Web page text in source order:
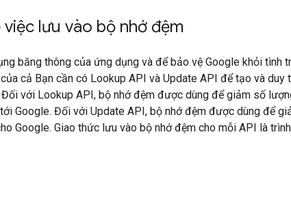
lưu vào bộ nhớ đệm
băng thông của ứng dụng và để bảo vệ Google khỏi tình
cả Bạn cần có Lookup API và Update API để tạo và
với Lookup API, bộ nhớ đệm được dùng để giảm số
Google. Đối với Update API, bộ nhớ đệm được dùng để
Google. Giao thức lưu vào bộ nhớ đệm cho mỗi API là